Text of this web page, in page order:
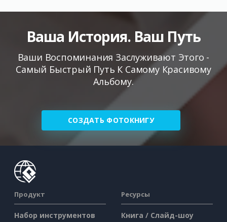
Ваша История. Ваш Путь
Ваши Воспоминания Заслуживают Этого -
Самый Быстрый Путь К Самому Красивому
Альбому.
СОЗДАТЬ ФОТОКНИГУ
Продукт
Набор инструментов
Ресурсы
Книга / Слайд-шоу